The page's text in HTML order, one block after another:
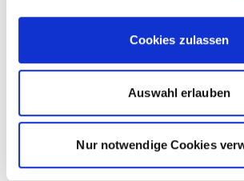
Cookies zulassen
Auswahl erlauben
Nur notwendige Cookies